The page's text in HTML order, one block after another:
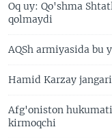
Oq uy: Qo'shma
qolmaydi
AQSh armiyasida bu
Hamid Karzay
Afg'oniston
kirmoqchi